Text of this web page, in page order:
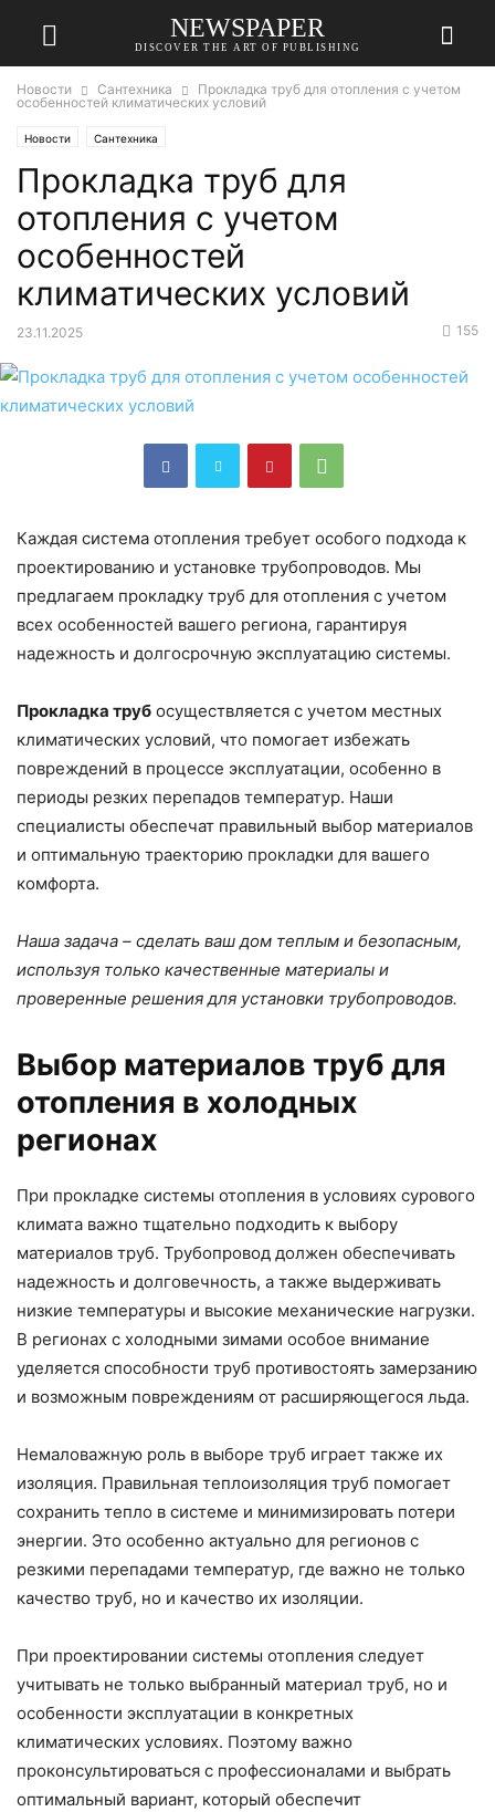
NEWSPAPER
DISCOVER THE ART OF PUBLISHING
Новости Сантехника
Прокладка труб для отопления с учетом
особенностей климатических условий
Новости Сантехника
Прокладка труб для
отопления с учетом
особенностей
климатических условий
23.11.2025 155
Каждая система отопления требует особого подхода к
проектированию и установке трубопроводов. Мы
предлагаем прокладку труб для отопления с учетом
всех особенностей вашего региона, гарантируя
надежность и долгосрочную эксплуатацию системы.
Прокладка труб осуществляется с учетом местных
климатических условий, что помогает избежать
повреждений в процессе эксплуатации, особенно в
периоды резких перепадов температур. Наши
специалисты обеспечат правильный выбор материалов
и оптимальную траекторию прокладки для вашего
комфорта.
Наша задача – сделать ваш дом теплым и безопасным,
используя только качественные материалы и
проверенные решения для установки трубопроводов.
Выбор материалов труб для
отопления в холодных
регионах
При прокладке системы отопления в условиях сурового
климата важно тщательно подходить к выбору
материалов труб. Трубопровод должен обеспечивать
надежность и долговечность, а также выдерживать
низкие температуры и высокие механические нагрузки.
В регионах с холодными зимами особое внимание
уделяется способности труб противостоять замерзанию
и возможным повреждениям от расширяющегося льда.
Немаловажную роль в выборе труб играет также их
изоляция. Правильная теплоизоляция труб помогает
сохранить тепло в системе и минимизировать потери
энергии. Это особенно актуально для регионов с
резкими перепадами температур, где важно не только
качество труб, но и качество их изоляции.
При проектировании системы отопления следует
учитывать не только выбранный материал труб, но и
особенности эксплуатации в конкретных
климатических условиях. Поэтому важно
проконсультироваться с профессионалами и выбрать
оптимальный вариант, который обеспечит